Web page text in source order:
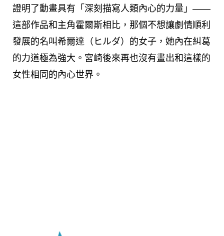
證明了動畫具有「深刻描寫人類內心的力量」——
這部作品和主角霍爾斯相比，那個不想讓劇情順利
發展的名叫希爾達（ヒルダ）的女子，她內在糾葛
的力道極為強大。宮崎後來再也沒有畫出和這樣的
女性相同的內心世界。